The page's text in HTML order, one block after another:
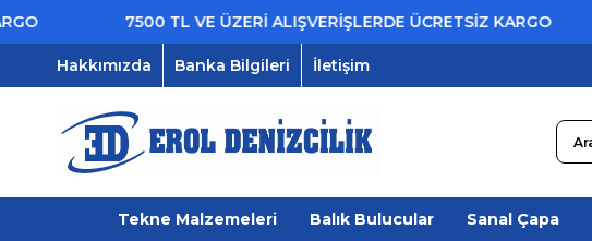
7500 TL VE ÜZERİ ALIŞVERİŞLERDE ÜCRETSİZ KARGO
Hakkımızda Banka Bilgileri İletişim
Tekne Malzemeleri Balık Bulucular Sanal Çapa